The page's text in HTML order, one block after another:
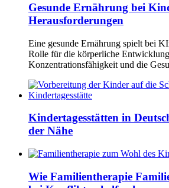
Gesunde Ernährung bei
Herausforderungen
Eine gesunde Ernährung spielt bei
Rolle für die körperliche
Konzentrationsfähigkeit und die
Kindertagesstätten in
der Nähe
Wie Familientherapie